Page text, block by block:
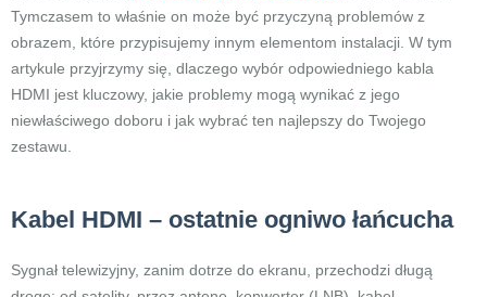
Tymczasem to właśnie on może być przyczyną problemów z
obrazem, które przypisujemy innym elementom instalacji. W tym
artykule przyjrzymy się, dlaczego wybór odpowiedniego kabla
HDMI jest kluczowy, jakie problemy mogą wynikać z jego
niewłaściwego doboru i jak wybrać ten najlepszy do Twojego
zestawu.
Kabel HDMI – ostatnie ogniwo łańcucha
Sygnał telewizyjny, zanim dotrze do ekranu, przechodzi długą